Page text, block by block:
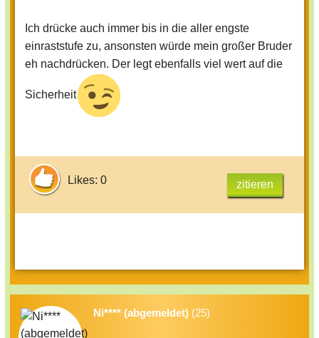
Ich drücke auch immer bis in die aller engste
einraststufe zu, ansonsten würde mein großer Bruder
eh nachdrücken. Der legt ebenfalls viel wert auf die
Sicherheit
Likes: 0 zitieren
Ni**** (abgemeldet) (25)